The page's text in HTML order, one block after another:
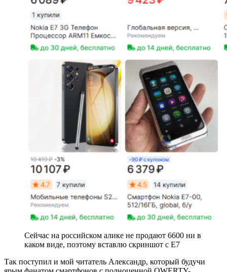
Сейчас на российском алике не продают 6600 ни в
каком виде, поэтому вставлю скриншот с E7
Так поступил и мой читатель Александр, который будучи